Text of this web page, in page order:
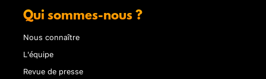
Qui sommes-nous ?
Nous connaître
L'équipe
Revue de presse